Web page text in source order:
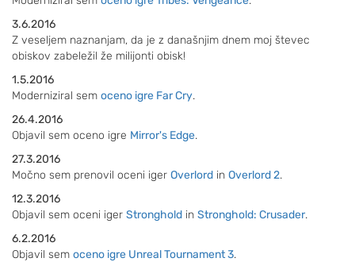
3.6.2016
Z veseljem naznanjam, da je z današnjim dnem moj števec
obiskov zabeležil že milijonti obisk!
1.5.2016
Moderniziral sem oceno igre Far Cry.
26.4.2016
Objavil sem oceno igre Mirror's Edge.
27.3.2016
Močno sem prenovil oceni iger Overlord in Overlord 2.
12.3.2016
Objavil sem oceni iger Stronghold in Stronghold: Crusader.
6.2.2016
Objavil sem oceno igre Unreal Tournament 3.